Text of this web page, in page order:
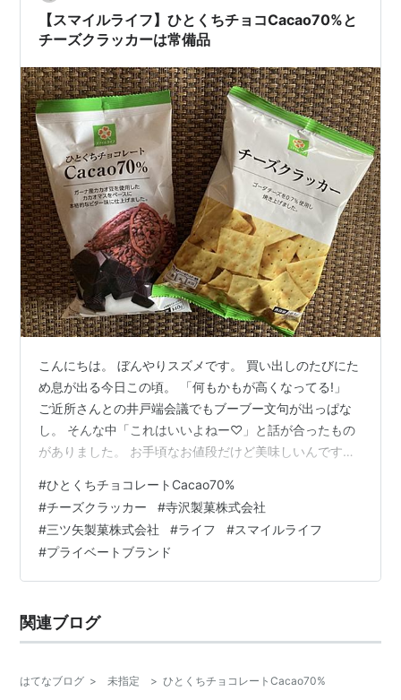
【スマイルライフ】ひとくちチョコCacao70%と
チーズクラッカーは常備品
こんにちは。 ぼんやりスズメです。 買い出しのたびにた
め息が出る今日この頃。 「何もかもが高くなってる!」
ご近所さんとの井戸端会議でもブーブー文句が出っぱな
し。 そんな中「これはいいよねー♡」と話が合ったもの
がありました。 お手頃なお値段だけど美味しいんです。
ブランドのもの。 かなりローカルな内容だとは思います
がご紹介したいと思います。 もしもお近くにライフがあ
る方は試してみてください(^^) プライベートブランドっ
てなに? スマイルライフの「ひとくちチョコレート
Cacao70%」 ひとくちチョコレートCacao70%の製造元
#ひとくちチョコレートCacao70%
#チーズクラッカー #寺沢製菓株式会社
#三ツ矢製菓株式会社 #ライフ #スマイルライフ
#プライベートブランド
関連ブログ
はてなブログ > 未指定 > ひとくちチョコレートCacao70%